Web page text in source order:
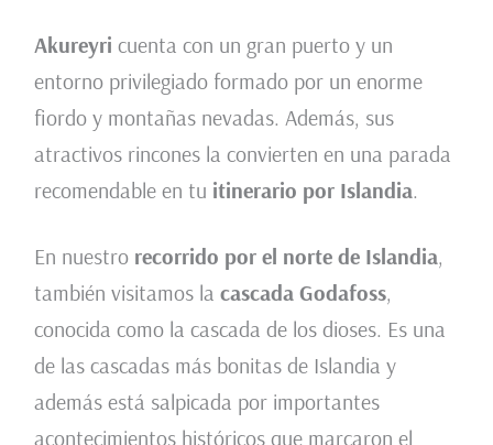
Akureyri cuenta con un gran puerto y un
entorno privilegiado formado por un enorme
fiordo y montañas nevadas. Además, sus
atractivos rincones la convierten en una parada
recomendable en tu itinerario por Islandia.
En nuestro recorrido por el norte de Islandia,
también visitamos la cascada Godafoss,
conocida como la cascada de los dioses. Es una
de las cascadas más bonitas de Islandia y
además está salpicada por importantes
acontecimientos históricos que marcaron el